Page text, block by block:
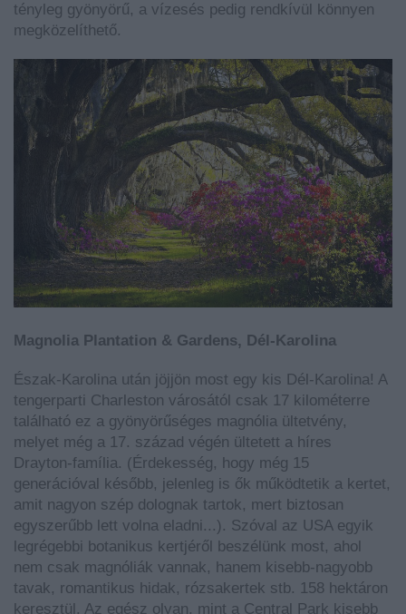
tényleg gyönyörű, a vízesés pedig rendkívül könnyen
megközelíthető.
Magnolia Plantation & Gardens, Dél-Karolina
Észak-Karolina után jöjjön most egy kis Dél-Karolina! A
tengerparti Charleston városától csak 17 kilométerre
található ez a gyönyörűséges magnólia ültetvény,
melyet még a 17. század végén ültetett a híres
Drayton-família. (Érdekesség, hogy még 15
generációval később, jelenleg is ők működtetik a kertet,
amit nagyon szép dolognak tartok, mert biztosan
egyszerűbb lett volna eladni...). Szóval az USA egyik
legrégebbi botanikus kertjéről beszélünk most, ahol
nem csak magnóliák vannak, hanem kisebb-nagyobb
tavak, romantikus hidak, rózsakertek stb. 158 hektáron
keresztül. Az egész olyan, mint a Central Park kisebb